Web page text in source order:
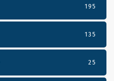
195
135
25